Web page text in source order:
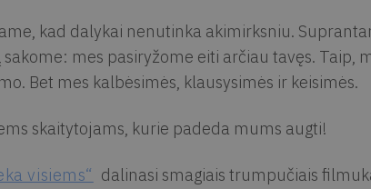
kad dalykai nenutinka akimirksniu.
sakome: mes pasiryžome eiti arčiau tavęs. Taip,
Bet mes kalbėsimės, klausysimės ir keisimės.
skaitytojams, kurie padeda mums augti!
visiems“ dalinasi smagiais trumpučiais